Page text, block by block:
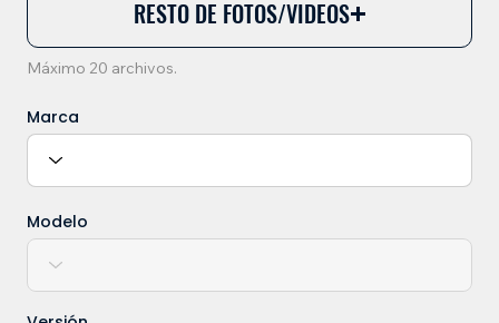
RESTO DE FOTOS/VIDEOS
Máximo 20 archivos.
Marca
Modelo